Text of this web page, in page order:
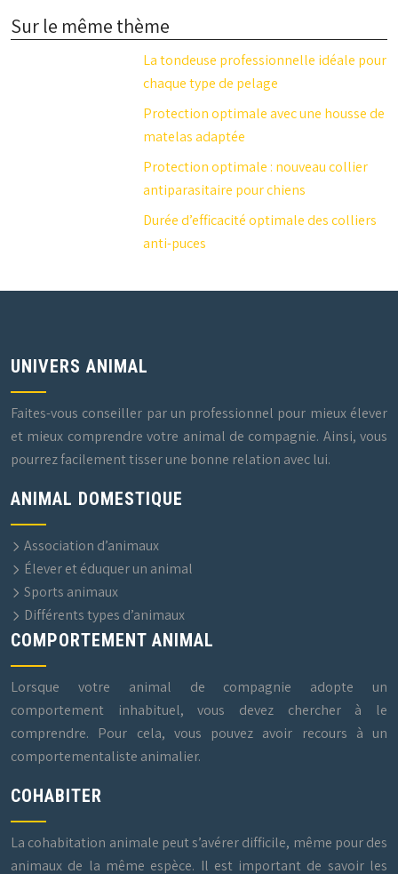
Sur le même thème
La tondeuse professionnelle idéale pour
chaque type de pelage
Protection optimale avec une housse de
matelas adaptée
Protection optimale : nouveau collier
antiparasitaire pour chiens
Durée d’efficacité optimale des colliers
anti-puces
UNIVERS ANIMAL
Faites-vous conseiller par un professionnel pour mieux élever
et mieux comprendre votre animal de compagnie. Ainsi, vous
pourrez facilement tisser une bonne relation avec lui.
ANIMAL DOMESTIQUE
Association d’animaux
Élever et éduquer un animal
Sports animaux
Différents types d’animaux
COMPORTEMENT ANIMAL
Lorsque votre animal de compagnie adopte un
comportement inhabituel, vous devez chercher à le
comprendre. Pour cela, vous pouvez avoir recours à un
comportementaliste animalier.
COHABITER
La cohabitation animale peut s’avérer difficile, même pour des
animaux de la même espèce. Il est important de savoir les